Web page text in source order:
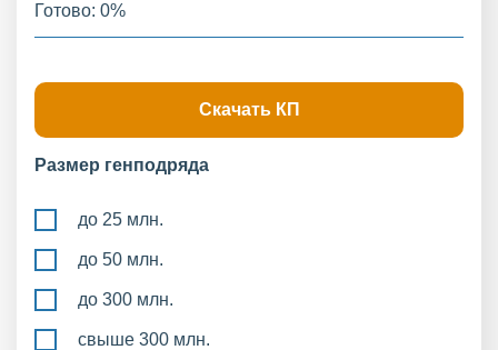
Скачать КП
Готово: 0%
Размер генподряда
до 25 млн.
до 50 млн.
до 300 млн.
свыше 300 млн.